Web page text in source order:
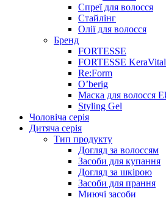
Спреї для волосся
Стайлінг
Олії для волосся
Бренд
FORTESSE
FORTESSE KeraVital
Re:Form
O’berig
Маска для волосся
Styling Gel
Чоловіча серія
Дитяча серія
Тип продукту
Догляд за волоссям
Засоби для купання
Догляд за шкірою
Засоби для прання
Миючі засоби